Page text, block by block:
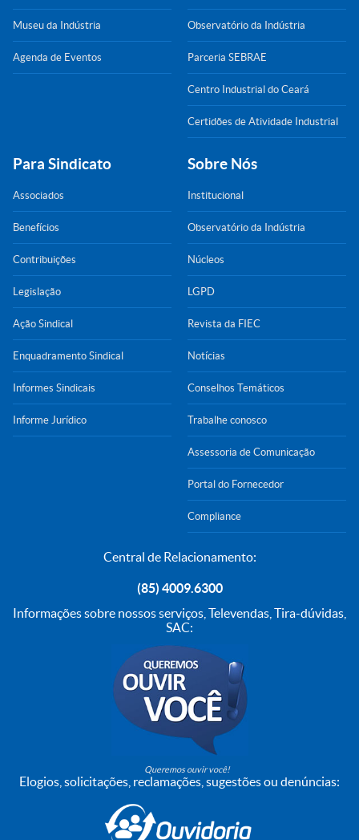
Museu da Indústria
Agenda de Eventos
Observatório da Indústria
Parceria SEBRAE
Centro Industrial do Ceará
Certidões de Atividade Industrial
Para Sindicato
Associados
Benefícios
Contribuições
Legislação
Ação Sindical
Enquadramento Sindical
Informes Sindicais
Informe Jurídico
Sobre Nós
Institucional
Observatório da Indústria
Núcleos
LGPD
Revista da FIEC
Notícias
Conselhos Temáticos
Trabalhe conosco
Assessoria de Comunicação
Portal do Fornecedor
Compliance
Central de Relacionamento:
(85) 4009.6300
Informações sobre nossos serviços, Televendas, Tira-dúvidas,
SAC:
Queremos ouvir você!
Elogios, solicitações, reclamações, sugestões ou denúncias: